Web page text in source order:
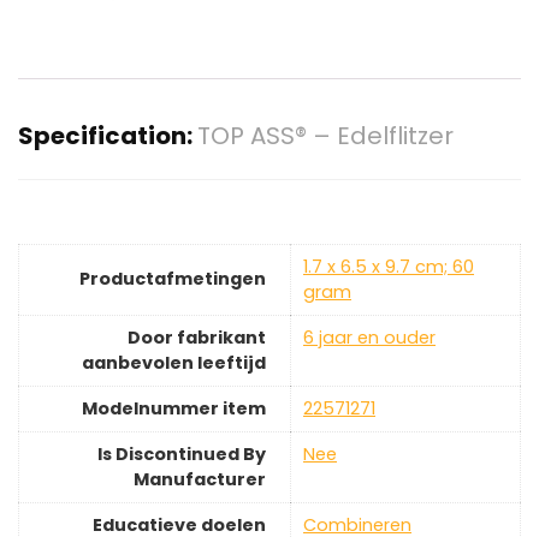
Specification:TOP ASS® – Edelflitzer
Productafmetingen
‎1.7 x 6.5 x 9.7 cm; 60
gram
Door fabrikant
aanbevolen leeftijd
‎6 jaar en ouder
Modelnummer item
‎22571271
Is Discontinued By
Manufacturer
‎Nee
Educatieve doelen
‎Combineren